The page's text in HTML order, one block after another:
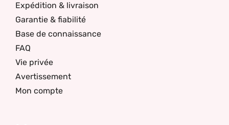
Expédition & livraison
Garantie & fiabilité
Base de connaissance
FAQ
Vie privée
Avertissement
Mon compte